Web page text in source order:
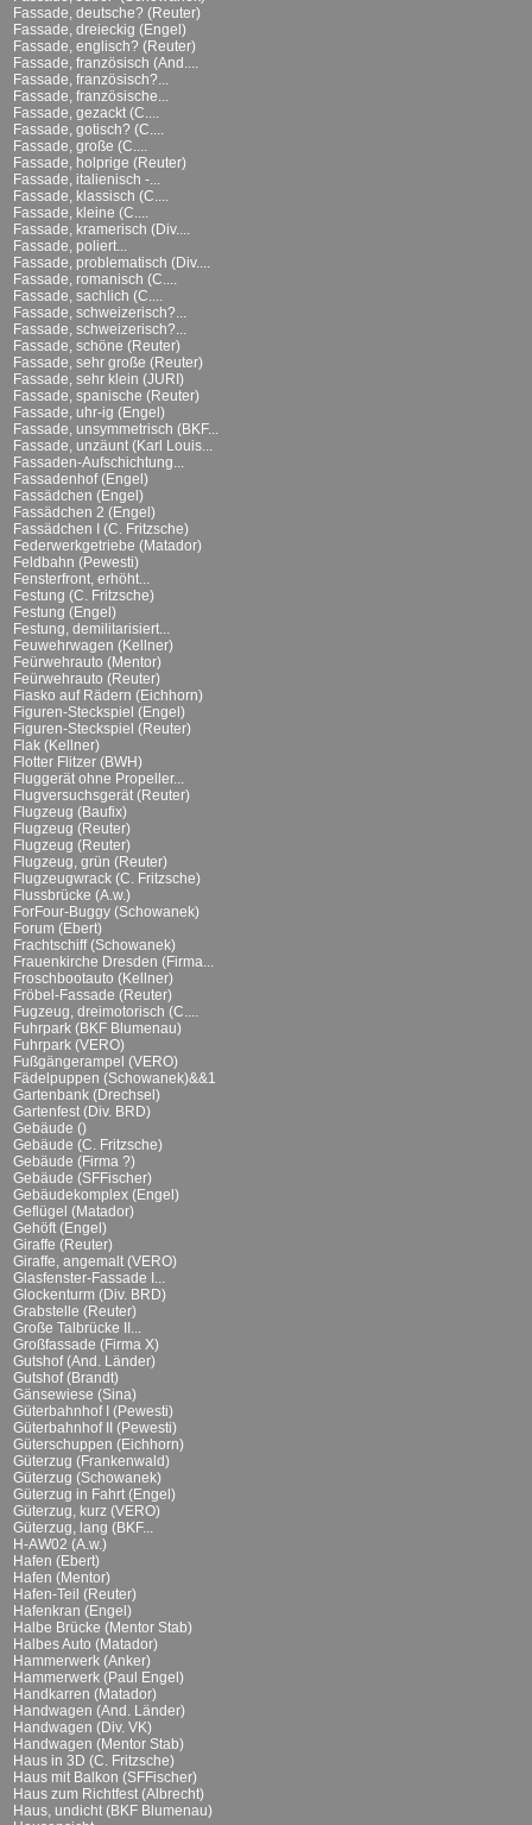
Fassade, deutsche? (Reuter)
Fassade, dreieckig (Engel)
Fassade, englisch? (Reuter)
Fassade, französisch (And....
Fassade, französisch?...
Fassade, französische...
Fassade, gezackt (C....
Fassade, gotisch? (C....
Fassade, große (C....
Fassade, holprige (Reuter)
Fassade, italienisch -...
Fassade, klassisch (C....
Fassade, kleine (C....
Fassade, kramerisch (Div....
Fassade, poliert...
Fassade, problematisch (Div....
Fassade, romanisch (C....
Fassade, sachlich (C....
Fassade, schweizerisch?...
Fassade, schweizerisch?...
Fassade, schöne (Reuter)
Fassade, sehr große (Reuter)
Fassade, sehr klein (JURI)
Fassade, spanische (Reuter)
Fassade, uhr-ig (Engel)
Fassade, unsymmetrisch (BKF...
Fassade, unzäunt (Karl Louis...
Fassaden-Aufschichtung...
Fassadenhof (Engel)
Fassädchen (Engel)
Fassädchen 2 (Engel)
Fassädchen I (C. Fritzsche)
Federwerkgetriebe (Matador)
Feldbahn (Pewesti)
Fensterfront, erhöht...
Festung (C. Fritzsche)
Festung (Engel)
Festung, demilitarisiert...
Feuwehrwagen (Kellner)
Feürwehrauto (Mentor)
Feürwehrauto (Reuter)
Fiasko auf Rädern (Eichhorn)
Figuren-Steckspiel (Engel)
Figuren-Steckspiel (Reuter)
Flak (Kellner)
Flotter Flitzer (BWH)
Fluggerät ohne Propeller...
Flugversuchsgerät (Reuter)
Flugzeug (Baufix)
Flugzeug (Reuter)
Flugzeug (Reuter)
Flugzeug, grün (Reuter)
Flugzeugwrack (C. Fritzsche)
Flussbrücke (A.w.)
ForFour-Buggy (Schowanek)
Forum (Ebert)
Frachtschiff (Schowanek)
Frauenkirche Dresden (Firma...
Froschbootauto (Kellner)
Fröbel-Fassade (Reuter)
Fugzeug, dreimotorisch (C....
Fuhrpark (BKF Blumenau)
Fuhrpark (VERO)
Fußgängerampel (VERO)
Fädelpuppen (Schowanek)&&1
Gartenbank (Drechsel)
Gartenfest (Div. BRD)
Gebäude ()
Gebäude (C. Fritzsche)
Gebäude (Firma ?)
Gebäude (SFFischer)
Gebäudekomplex (Engel)
Geflügel (Matador)
Gehöft (Engel)
Giraffe (Reuter)
Giraffe, angemalt (VERO)
Glasfenster-Fassade I...
Glockenturm (Div. BRD)
Grabstelle (Reuter)
Große Talbrücke II...
Großfassade (Firma X)
Gutshof (And. Länder)
Gutshof (Brandt)
Gänsewiese (Sina)
Güterbahnhof I (Pewesti)
Güterbahnhof II (Pewesti)
Güterschuppen (Eichhorn)
Güterzug (Frankenwald)
Güterzug (Schowanek)
Güterzug in Fahrt (Engel)
Güterzug, kurz (VERO)
Güterzug, lang (BKF...
H-AW02 (A.w.)
Hafen (Ebert)
Hafen (Mentor)
Hafen-Teil (Reuter)
Hafenkran (Engel)
Halbe Brücke (Mentor Stab)
Halbes Auto (Matador)
Hammerwerk (Anker)
Hammerwerk (Paul Engel)
Handkarren (Matador)
Handwagen (And. Länder)
Handwagen (Div. VK)
Handwagen (Mentor Stab)
Haus in 3D (C. Fritzsche)
Haus mit Balkon (SFFischer)
Haus zum Richtfest (Albrecht)
Haus, undicht (BKF Blumenau)